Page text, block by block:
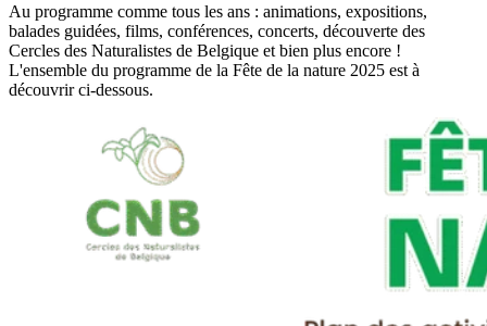
Au programme comme tous les ans : animations, expositions,
balades guidées, films, conférences, concerts, découverte des
Cercles des Naturalistes de Belgique et bien plus encore !
L'ensemble du programme de la Fête de la nature 2025 est à
découvrir ci-dessous.